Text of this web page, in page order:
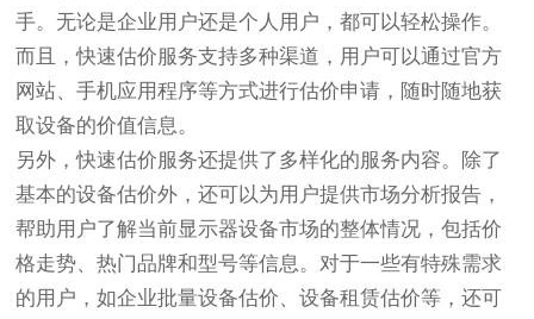
手。无论是企业用户还是个人用户，都可以轻松操作。
而且，快速估价服务支持多种渠道，用户可以通过官方
网站、手机应用程序等方式进行估价申请，随时随地获
取设备的价值信息。
另外，快速估价服务还提供了多样化的服务内容。除了
基本的设备估价外，还可以为用户提供市场分析报告，
帮助用户了解当前显示器设备市场的整体情况，包括价
格走势、热门品牌和型号等信息。对于一些有特殊需求
的用户，如企业批量设备估价、设备租赁估价等，还可